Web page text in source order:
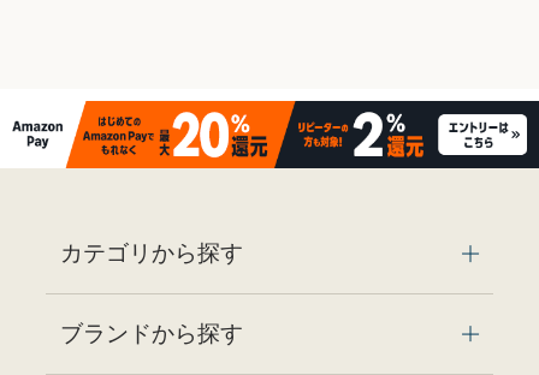
カテゴリから探す
ブランドから探す